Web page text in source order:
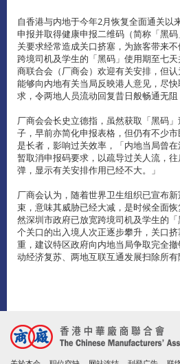
自香港与内地于今年2月恢复全面通关以
申报并取得健康申报二维码（简称「黑
关要求经常造成关口挤塞，为旅客带来
跨境司机及学生的「黑码」使用期至七
商联合会（厂商会）欢迎有关安排，但
能够向内地有关当局反映港人意见，尽
求，令两地人员流动回复昔日般畅通无阻
厂商会会长史立德指，虽然获取「黑码
子，早前亦简化申报表格，但仍有不少
是长者，影响过关效率，「内地当局曾
暂取消申报码要求，以疏导过关人流，
弹，显示有关安排作用已经不大。」
厂商会认为，随着世界卫生组织已宣布
束，意味其威胁已经大减，是时候全面
然深圳市政府已放宽跨境司机及学生的
个关口的出入境人次正逐步攀升，关口
重，建议特区政府向内地当局争取完全
动经济复苏、两地互联互通发展扫除所有